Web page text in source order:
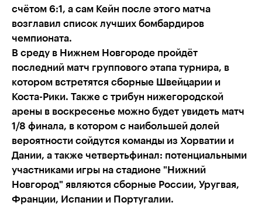
счётом 6:1, а сам Кейн после этого матча
возглавил список лучших бомбардиров
чемпионата.
В среду в Нижнем Новгороде пройдёт
последний матч группового этапа турнира, в
котором встретятся сборные Швейцарии и
Коста-Рики. Также с трибун нижегородской
арены в воскресенье можно будет увидеть матч
1/8 финала, в котором с наибольшей долей
вероятности сойдутся команды из Хорватии и
Дании, а также четвертьфинал: потенциальными
участниками игры на стадионе "Нижний
Новгород" являются сборные России, Уругвая,
Франции, Испании и Португалии.